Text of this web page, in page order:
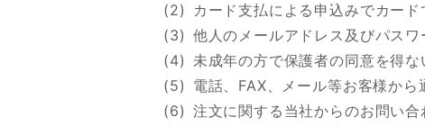
カード支払による申込みでカー
他人のメールアドレス及びパス
未成年の方で保護者の同意を得
電話、FAX、メール等お客様か
注文に関する当社からのお問い